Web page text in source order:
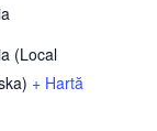
(Local
+ Hartă